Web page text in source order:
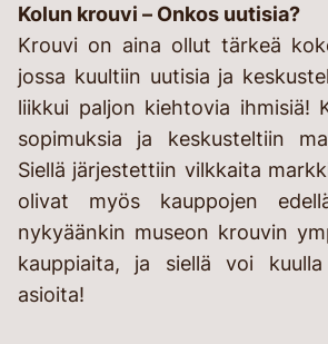
Kolun krouvi – Onkos uutisia?
Krouvi on aina ollut tärkeä
jossa kuultiin uutisia ja
liikkui paljon kiehtovia ihmisiä!
sopimuksia ja keskusteltiin
Siellä järjestettiin vilkkaita
olivat myös kauppojen
nykyäänkin museon krouvin
kauppiaita, ja siellä voi kuulla
asioita!